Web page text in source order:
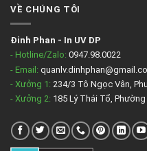
VỀ CHÚNG TÔI
Đinh Phan - In UV DP
- Hotline/Zalo: 0947.98.0022
- Email:
- Xưởng 1: 234/3 Tô Ngọc Vân,
- Xưởng 2: 185 Lý Thái Tổ,